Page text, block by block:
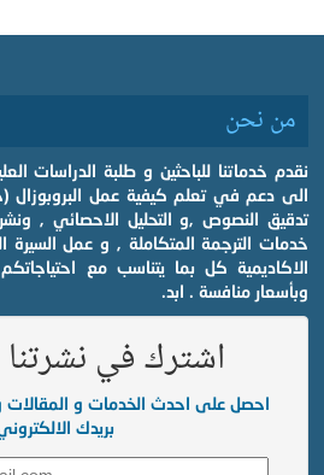
من نحن
نقدم خدماتنا للباحثين و طلبة الدراسات
الى دعم في تعلم كيفية عمل
تدقيق النصوص ,و التحليل الاحصائي ,
خدمات الترجمة المتكاملة , و عمل السيرة
الاكاديمية كل بما يتناسب مع
وبأسعار منافسة . ابد.
اشترك في نشرتنا
احصل على احدث الخدمات و المقالات
بريدك